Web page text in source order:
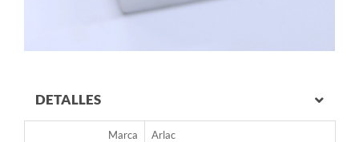
DETALLES
Marca Arlac